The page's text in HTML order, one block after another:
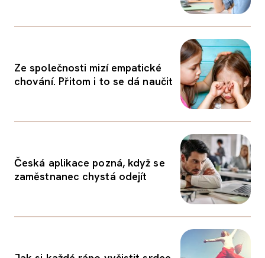
Ze společnosti mizí empatické
chování. Přitom i to se dá naučit
Česká aplikace pozná, když se
zaměstnanec chystá odejít